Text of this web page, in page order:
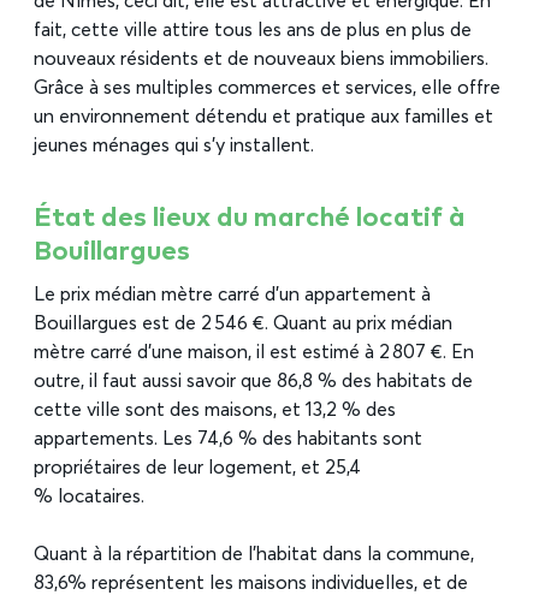
fait, cette ville attire tous les ans de plus en plus de
nouveaux résidents et de nouveaux biens immobiliers.
Grâce à ses multiples commerces et services, elle offre
un environnement détendu et pratique aux familles et
jeunes ménages qui s’y installent.
État des lieux du marché locatif à
Bouillargues
Le prix médian mètre carré d’un appartement à
Bouillargues est de 2 546 €. Quant au prix médian
mètre carré d’une maison, il est estimé à 2 807 €. En
outre, il faut aussi savoir que 86,8 % des habitats de
cette ville sont des maisons, et 13,2 % des
appartements. Les 74,6 % des habitants sont
propriétaires de leur logement, et 25,4
% locataires.
Quant à la répartition de l’habitat dans la commune,
83,6% représentent les maisons individuelles, et de